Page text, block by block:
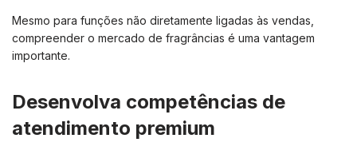
Mesmo para funções não diretamente ligadas às vendas,
compreender o mercado de fragrâncias é uma vantagem
importante.
Desenvolva competências de
atendimento premium